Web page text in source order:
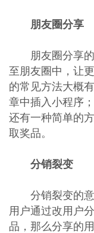
朋友圈分享
朋友圈分享的
至朋友圈中，让
的常见方法大概
章中插入小程序
还有一种简单的
取奖品。
分销裂变
分销裂变的意
用户通过改用户
品，那么分享的